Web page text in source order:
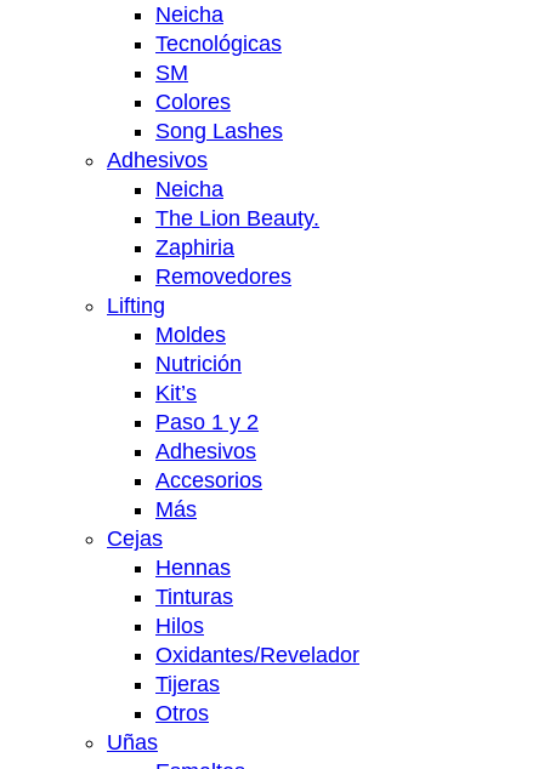
Neicha
Tecnológicas
SM
Colores
Song Lashes
Adhesivos
Neicha
The Lion Beauty.
Zaphiria
Removedores
Lifting
Moldes
Nutrición
Kit’s
Paso 1 y 2
Adhesivos
Accesorios
Más
Cejas
Hennas
Tinturas
Hilos
Oxidantes/Revelador
Tijeras
Otros
Uñas